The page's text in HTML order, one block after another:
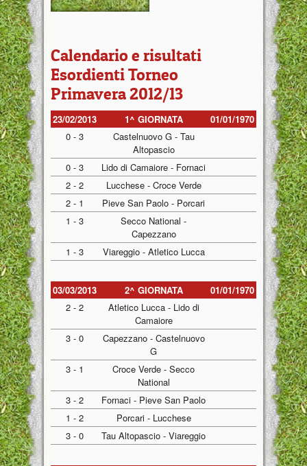
Calendario e risultati
Esordienti Torneo
Primavera 2012/13
23/02/2013 1^ GIORNATA
01/01/1970
0 - 3
Castelnuovo G - Tau
Altopascio
0 - 3
Lido di Camaiore - Fornaci
2 - 2
Lucchese - Croce Verde
2 - 1
Pieve San Paolo - Porcari
1 - 3
Secco National -
Capezzano
1 - 3
Viareggio - Atletico Lucca
03/03/2013 2^ GIORNATA
01/01/1970
2 - 2
Atletico Lucca - Lido di
Camaiore
3 - 0
Capezzano - Castelnuovo
G
3 - 1
Croce Verde - Secco
National
3 - 2
Fornaci - Pieve San Paolo
1 - 2
Porcari - Lucchese
3 - 0
Tau Altopascio - Viareggio